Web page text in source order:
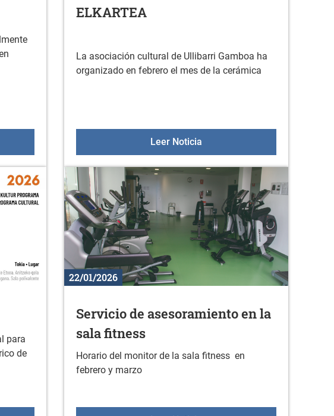
deseada"
gratuita online de Fundación UNED
ELKARTEA
La asociación cultural de Ullibarri Gamboa ha
organizado en febrero el mes de la cerámica
Leer Noticia
para
de
22/01/2026
Servicio de asesoramiento en la
sala fitness
Horario del monitor de la sala fitness en
febrero y marzo